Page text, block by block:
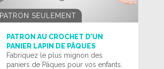
PATRON SEULEMENT
PATRON AU CROCHET D’UN
PANIER LAPIN DE PÂQUES
Fabriquez le plus mignon des
paniers de Pâques pour vos enfants,